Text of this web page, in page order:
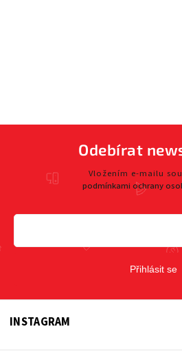
Odebírat
Vložením e-mailu
podmínkami ochrany
Přihlásit se
INSTAGRAM